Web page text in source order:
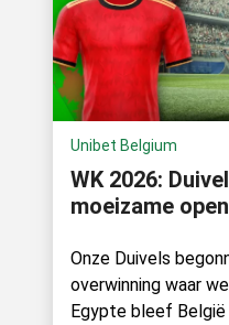
Unibet Belgium
WK 2026:
moeizame
Onze Duivels
overwinning waar
Egypte bleef